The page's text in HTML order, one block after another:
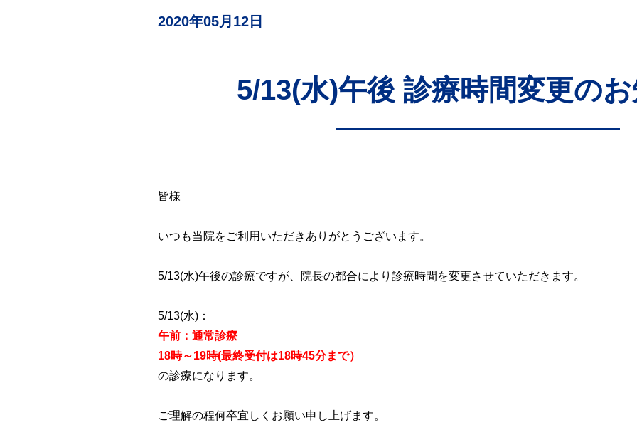
自由診療
2020年05月12日
5/13(水)午後 診療時間変更の
皆様
いつも当院をご利用いただきありがとうございます。
5/13(水)午後の診療ですが、院長の都合により診療時間を変更させていただきます。
5/13(水)：
午前：通常診療
18時～19時(最終受付は18時45分まで）
の診療になります。
ご理解の程何卒宜しくお願い申し上げます。